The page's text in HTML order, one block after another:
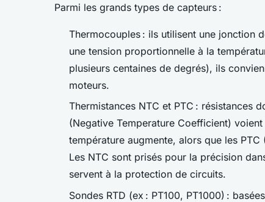
Parmi les grands types de capteurs :
Thermocouples : ils utilisent une jonction
une tension proportionnelle à la
plusieurs centaines de degrés), ils
moteurs.
Thermistances NTC et PTC : résistances
(Negative Temperature Coefficient)
température augmente, alors que les
Les NTC sont prisés pour la précision
servent à la protection de circuits.
Sondes RTD (ex : PT100, PT1000) :